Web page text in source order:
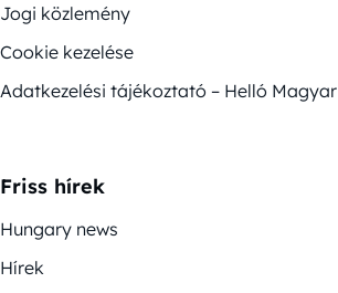
Jogi közlemény
Cookie kezelése
Adatkezelési tájékoztató – Helló Magyar
Friss hírek
Hungary news
Hírek